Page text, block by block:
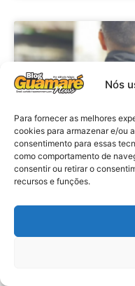
Nós
Para fornecer as melhores
cookies para armazenar e/ou
consentimento para essas
como comportamento de
consentir ou retirar o
recursos e funções.
Policia:
investigados
e lavagem de